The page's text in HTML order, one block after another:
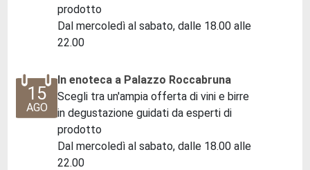
prodotto
Dal mercoledì al sabato, dalle 18.00 alle
22.00
15
AGO
In enoteca a Palazzo Roccabruna
Scegli tra un'ampia offerta di vini e birre
in degustazione guidati da esperti di
prodotto
Dal mercoledì al sabato, dalle 18.00 alle
22.00